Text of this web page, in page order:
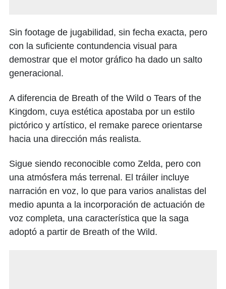
Sin footage de jugabilidad, sin fecha exacta, pero
con la suficiente contundencia visual para
demostrar que el motor gráfico ha dado un salto
generacional.
A diferencia de Breath of the Wild o Tears of the
Kingdom, cuya estética apostaba por un estilo
pictórico y artístico, el remake parece orientarse
hacia una dirección más realista.
Sigue siendo reconocible como Zelda, pero con
una atmósfera más terrenal. El tráiler incluye
narración en voz, lo que para varios analistas del
medio apunta a la incorporación de actuación de
voz completa, una característica que la saga
adoptó a partir de Breath of the Wild.